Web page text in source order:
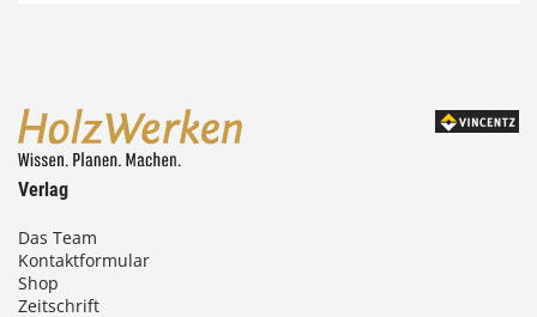
0
Verlag
Das Team
Kontaktformular
Shop
Zeitschrift